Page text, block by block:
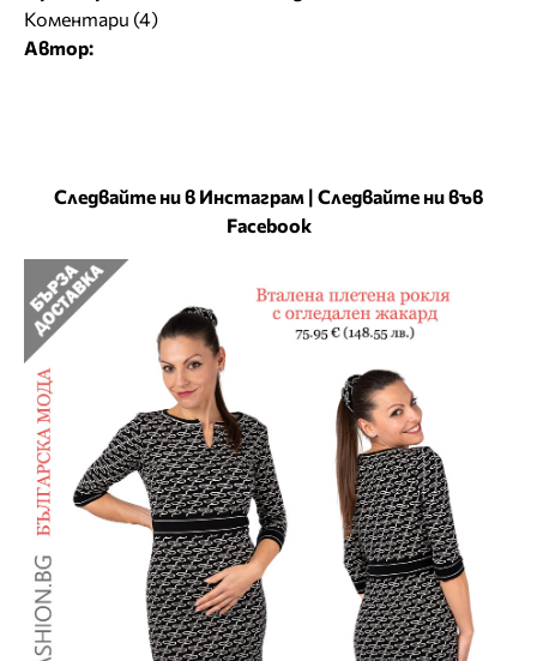
Коментари (4)
Автор:
Следвайте ни в Инстаграм | Следвайте ни във
Facebook